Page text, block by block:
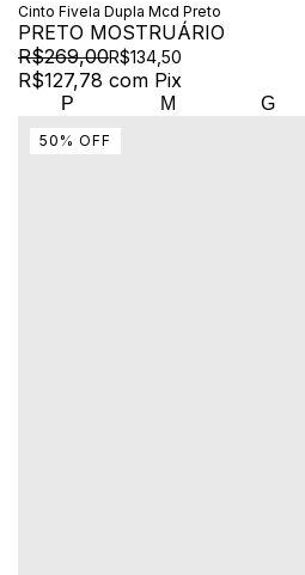
Cinto Fivela Dupla Mcd Preto
PRETO MOSTRUÁRIO
R$269,00R$134,50
R$127,78 com Pix
P M G
50 % OFF